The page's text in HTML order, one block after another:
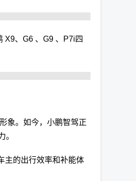
X9、G6 、G9 、P7i四
象。如今，小鹏智驾正
。
主的出行效率和补能体